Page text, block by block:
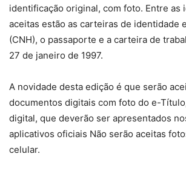
identificação original, com foto. Entre as
aceitas estão as carteiras de identidade
(CNH), o passaporte e a carteira de
27 de janeiro de 1997.
A novidade desta edição é que serão
documentos digitais com foto do e-
digital, que deverão ser apresentados
aplicativos oficiais Não serão aceitas
celular.